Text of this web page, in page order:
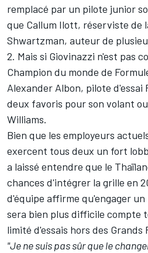
remplacé par un pilote junior
que Callum Ilott, réserviste de
Shwartzman, auteur de
2. Mais si Giovinazzi n'est pas
Champion du monde de
Alexander Albon, pilote d'essai
deux favoris pour son volant
Williams.
Bien que les employeurs
exercent tous deux un fort
a laissé entendre que le
chances d'intégrer la grille en
d'équipe affirme qu'engager
sera bien plus difficile compte
limité d'essais hors des Grands
"Je ne suis pas sûr que le